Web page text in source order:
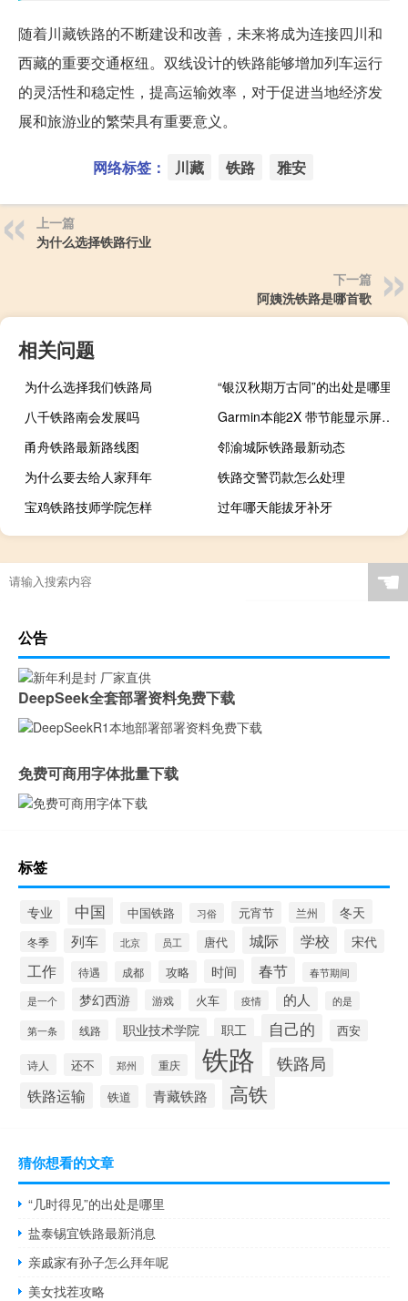
随着川藏铁路的不断建设和改善，未来将成为连接四川和
西藏的重要交通枢纽。双线设计的铁路能够增加列车运行
的灵活性和稳定性，提高运输效率，对于促进当地经济发
展和旅游业的繁荣具有重要意义。
网络标签： 川藏 铁路 雅安
上一篇
为什么选择铁路行业
下一篇
阿姨洗铁路是哪首歌
相关问题
为什么选择我们铁路局
“银汉秋期万古同”的出处是哪里
八千铁路南会发展吗
Garmin本能2X 带节能显示屏在印刷渲染中泄露
甬舟铁路最新路线图
邻渝城际铁路最新动态
为什么要去给人家拜年
铁路交警罚款怎么处理
宝鸡铁路技师学院怎样
过年哪天能拔牙补牙
☚
公告
DeepSeek全套部署资料免费下载
免费可商用字体批量下载
标签
专业 中国 中国铁路 习俗 元宵节 兰州 冬天
冬季 列车 北京 员工 唐代 城际 学校 宋代
工作 待遇 成都 攻略 时间 春节 春节期间
是一个 梦幻西游 游戏 火车 疫情 的人 的是
第一条 线路 职业技术学院 职工 自己的 西安
诗人 还不 郑州 重庆 铁路 铁路局
铁路运输 铁道 青藏铁路 高铁
猜你想看的文章
“几时得见”的出处是哪里
盐泰锡宜铁路最新消息
亲戚家有孙子怎么拜年呢
美女找茬攻略